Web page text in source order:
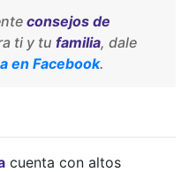
consejos de
ti y tu familia, dale
en Facebook.
cuenta con altos